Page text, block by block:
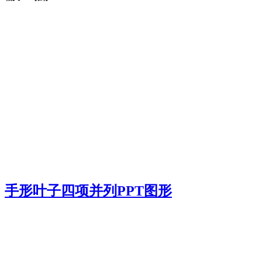
手形叶子四项并列PPT图形